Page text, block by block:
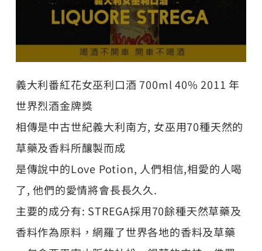
義大利番紅花女巫利口酒 700ml 40% 2011 年
世界烈酒金牌獎
相傳是中古世紀義大利南方, 女巫用70種天然的
草藥及香料所釀製而成
是傳說中的Love Potion, 人們相信,相愛的人喝
了, 他們的愛情將會長長久久.
主要的成分有: STREGA採用70餘種天然草藥及
香料作為原料，網羅了世界各地的香料及草藥